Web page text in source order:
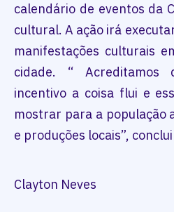
calendário de eventos da
cultural. A ação irá
manifestações culturais
cidade. “ Acreditamos
incentivo a coisa flui e
mostrar para a população
e produções locais”,
Clayton Neves